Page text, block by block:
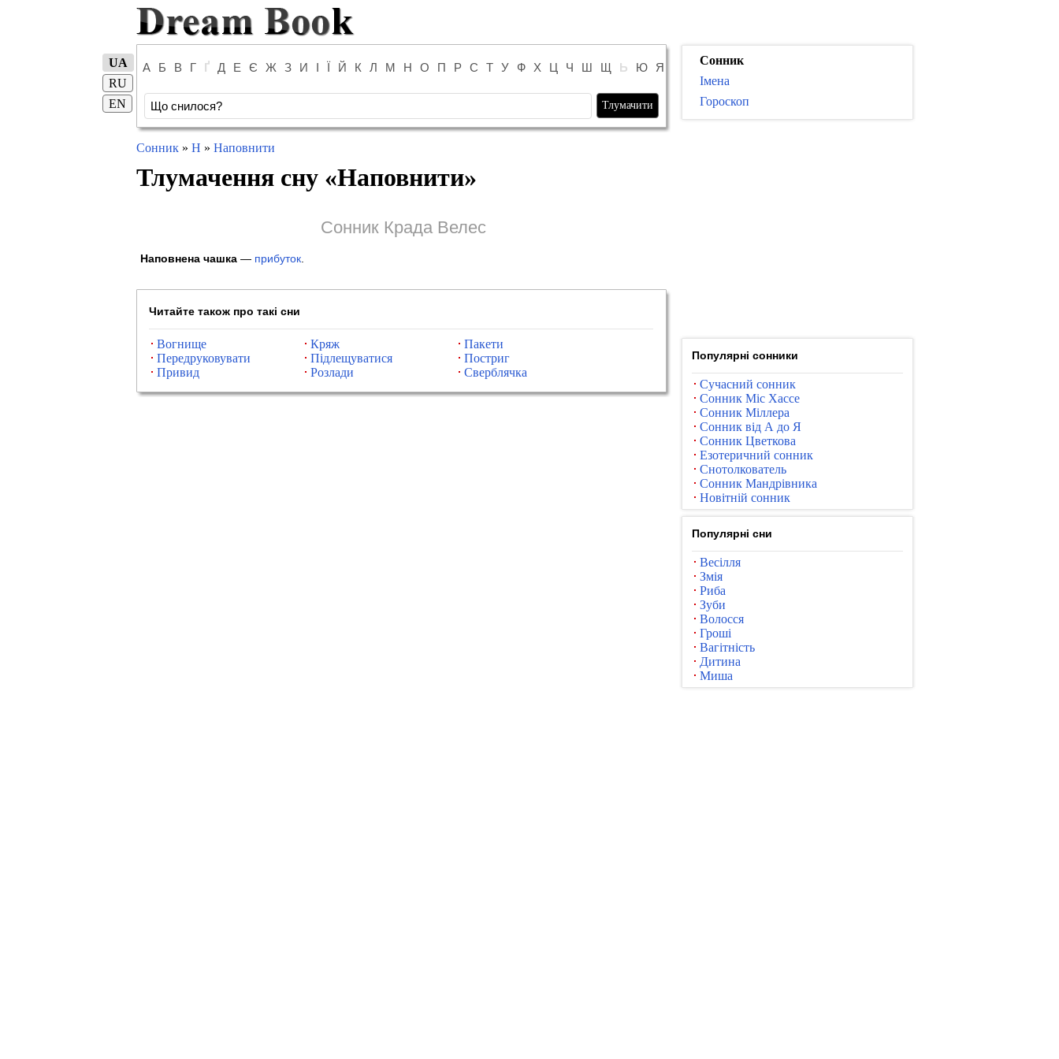
А Б В Г Ґ Д Е Є Ж З И І Ї Й К Л М Н О П Р С Т У Ф Х Ц Ч Ш Щ Ь Ю Я
UA
RU
EN
Сонник» Н » Наповнити
Тлумачення сну «Наповнити»
Сонник Крада Велес
Наповнена чашка— прибуток.
Читайте також про такі сни
Вогнище Кряж
Пакети
Передруковувати
Підлещуватися
Постриг
Привид
Розлади Сверблячка
Сонник
Імена
Гороскоп
Популярні сонники
Сучасний сонник
Сонник Міс Хассе
Сонник Міллера
Сонник від А до Я
Сонник Цветкова
Езотеричний сонник
Снотолкователь
Сонник Мандрівника
Новітній сонник
Популярні сни
Весілля
Змія
Риба
Зуби
Волосся
Гроші
Вагітність
Дитина
Миша